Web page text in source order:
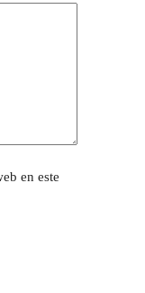
en este